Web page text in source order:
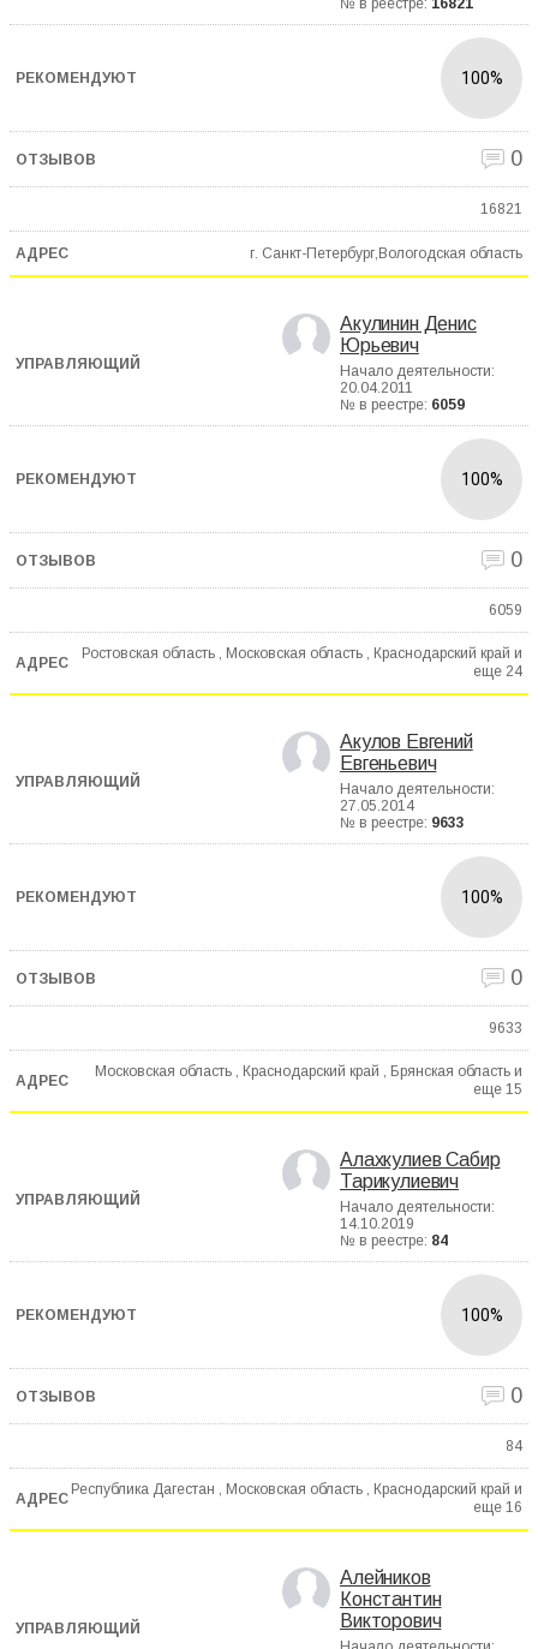
№ в реестре: 16821
100%
0
16821
г. Санкт-Петербург,Вологодская область
Акулинин Денис
Юрьевич
Начало деятельности:
20.04.2011
№ в реестре: 6059
100%
0
6059
Ростовская область , Московская область , Краснодарский край и
еще 24
Акулов Евгений
Евгеньевич
Начало деятельности:
27.05.2014
№ в реестре: 9633
100%
0
9633
Московская область , Краснодарский край , Брянская область и
еще 15
Алахкулиев Сабир
Тарикулиевич
Начало деятельности:
14.10.2019
№ в реестре: 84
100%
0
84
Республика Дагестан , Московская область , Краснодарский край и
еще 16
Алейников
Константин
Викторович